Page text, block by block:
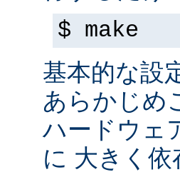
$ make
基本的な設
あらかじめ
ハードウェ
に 大きく